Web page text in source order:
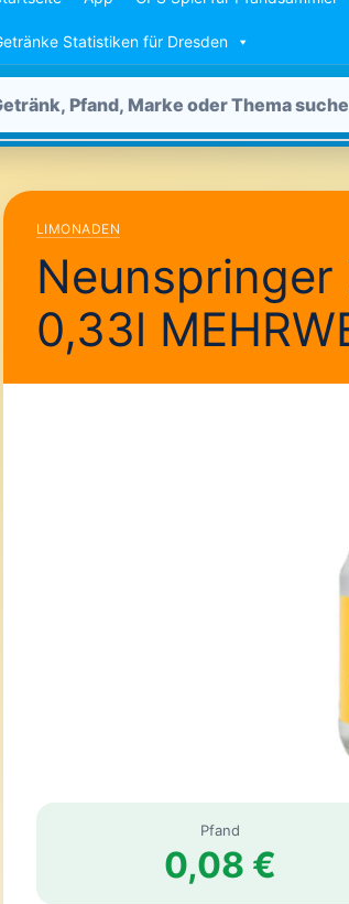
Statistiken für Dresden
LIMONADEN
0,33l
Pfand
0,08 €